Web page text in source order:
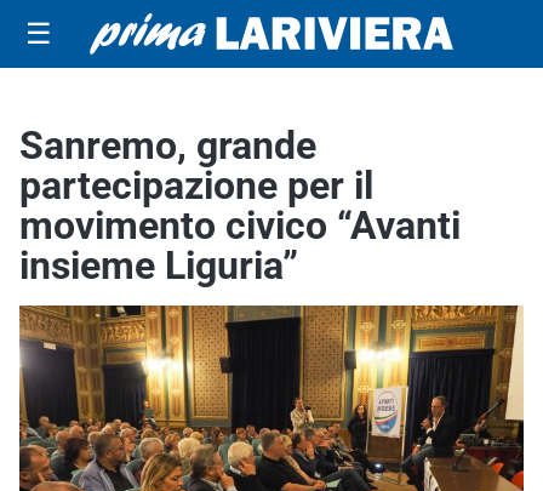
☰
Sanremo, grande
partecipazione per il
movimento civico “Avanti
insieme Liguria”